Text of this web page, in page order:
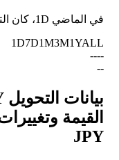
في الماضي 1D، كان التقلب من MUON إلى JPY هو
1D7D1M3M1YALL
--
--
--
JPY